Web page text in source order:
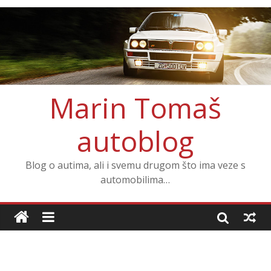
Marin Tomaš
autoblog
Blog o autima, ali i svemu drugom što ima veze s
automobilima…